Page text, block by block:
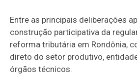
Entre as principais deliberações
construção participativa da
reforma tributária em Rondônia,
direto do setor produtivo,
órgãos técnicos.